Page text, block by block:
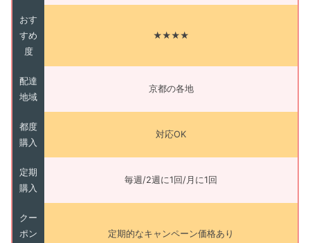
おす
すめ
度
★★★★
配達
地域
京都の各地
都度
購入
対応OK
定期
購入
毎週/2週に1回/月に1回
クー
ポン
定期的なキャンペーン価格あり